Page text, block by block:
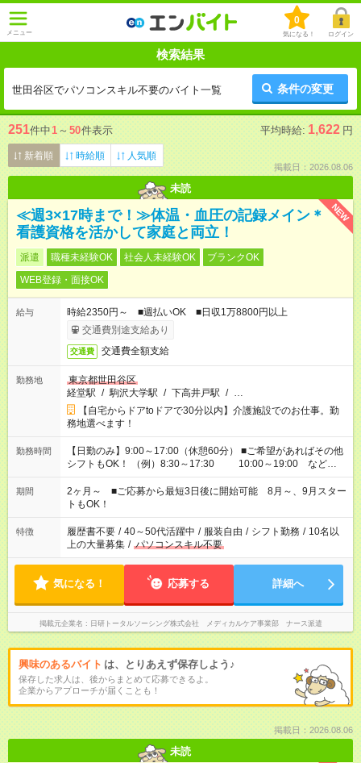
メニュー
0
気になる！ ログイン
検索結果
世田谷区でパソコンスキル不要のバイト一覧 条件の変更
251件中1 ～ 50件表示 平均時給: 1,622 円
新着順 時給順 人気順
掲載日：2026.08.06
未読
NEW
≪週3×17時まで！≫体温・血圧の記録メイン＊
看護資格を活かして家庭と両立！
派遣 職種未経験OK 社会人未経験OK
ブランクOK
WEB登録・面接OK
給与
時給2350円～ ■週払いOK ■日収1万8800円以上
交通費別途支給あり
交通費 交通費全額支給
勤務地
東京都世田谷区
経堂駅 / 駒沢大学駅 / 下高井戸駅 / …
【自宅からドアtoドアで30分以内】介護施設でのお仕事。勤
務地選べます！
勤務時間
【日勤のみ】9:00～17:00（休憩60分） ■ご希望があればその他
シフトもOK！ （例）8:30～17:30 10:00～19:00 など
「家族とお休みを合わせたい」 「できれば残業はしたくない」
など、あなたのご希望に沿ったお仕事をご紹介します！ ※Wワ
ーク希望の方へ 今ご覧のお仕事で希望する勤務時間と、もう1つ
のお仕事の勤務時間。 合計で週40時間を超える場合は応募でき
ません
期間
2ヶ月～ ■ご応募から最短3日後に開始可能 8月～、9月スター
トもOK！
特徴 履歴書不要 / 40～50代活躍中 / 服装自由 / シフト勤務 / 10名以
上の大量募集 / パソコンスキル不要
気になる！ 応募する 詳細へ
掲載元企業名 日研トータルソーシング株式会社 メディカルケア事業部 ナース派遣
興味のあるバイト は、とりあえず保存しよう♪
保存した求人は、後からまとめて応募できるよ。
企業からアプローチが届くことも！
掲載日：2026.08.06
未読